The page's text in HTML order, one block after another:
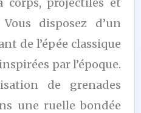
disposez d’un
de l’épée classique
par l’époque.
de grenades
une ruelle bondée